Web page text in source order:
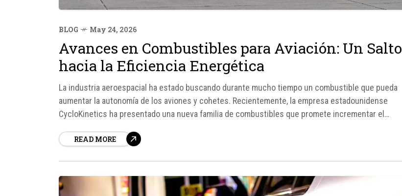
BLOG May 24, 2026
Avances en Combustibles para Aviación: Un Salto
hacia la Eficiencia Energética
La industria aeroespacial ha estado buscando durante mucho tiempo un combustible que pueda
aumentar la autonomía de los aviones y cohetes. Recientemente, la empresa estadounidense
CycloKinetics ha presentado una nueva familia de combustibles que promete incrementar el
cohetes, se basan en...
READ MORE